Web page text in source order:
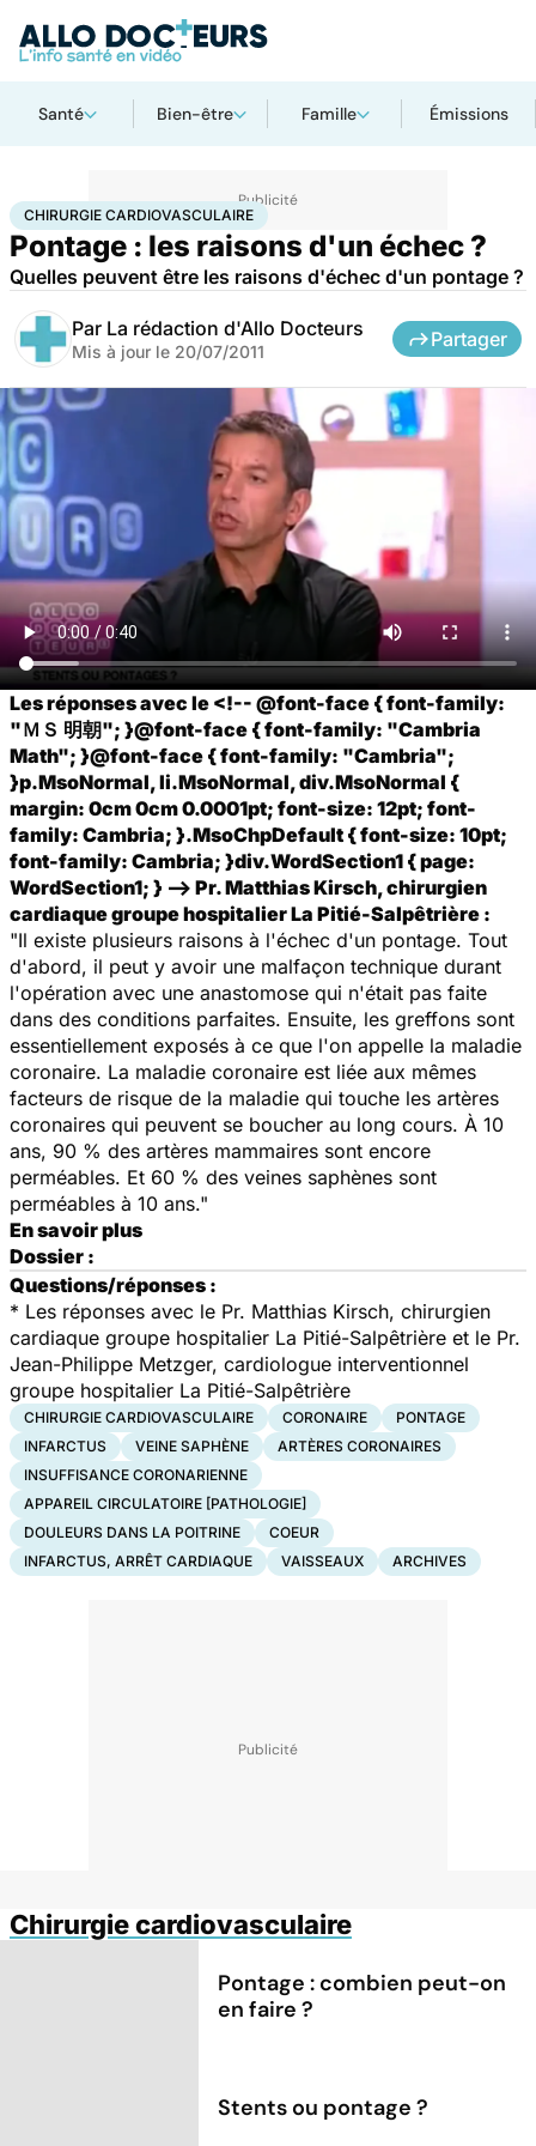
Santé Bien-être Famille Émissions
AccueilSantéMaladiesChirurgie cardiovasculaire
CHIRURGIE CARDIOVASCULAIRE
Pontage : les raisons d'un échec ?
Quelles peuvent être les raisons d'échec d'un pontage ?
Par La rédaction d'Allo Docteurs
Mis à jour le 20/07/2011
Partager
Les réponses avec le <!-- @font-face { font-family:
"ＭＳ 明朝"; }@font-face { font-family: "Cambria
Math"; }@font-face { font-family: "Cambria";
}p.MsoNormal, li.MsoNormal, div.MsoNormal {
margin: 0cm 0cm 0.0001pt; font-size: 12pt; font-
family: Cambria; }.MsoChpDefault { font-size: 10pt;
font-family: Cambria; }div.WordSection1 { page:
WordSection1; } --> Pr. Matthias Kirsch, chirurgien
cardiaque groupe hospitalier La Pitié-Salpêtrière :
"Il existe plusieurs raisons à l'échec d'un pontage. Tout
d'abord, il peut y avoir une malfaçon technique durant
l'opération avec une anastomose qui n'était pas faite
dans des conditions parfaites. Ensuite, les greffons sont
essentiellement exposés à ce que l'on appelle la maladie
coronaire. La maladie coronaire est liée aux mêmes
facteurs de risque de la maladie qui touche les artères
coronaires qui peuvent se boucher au long cours. À 10
ans, 90 % des artères mammaires sont encore
perméables. Et 60 % des veines saphènes sont
perméables à 10 ans."
En savoir plus
Dossier :
Questions/réponses :
* Les réponses avec le Pr. Matthias Kirsch, chirurgien
cardiaque groupe hospitalier La Pitié-Salpêtrière et le Pr.
Jean-Philippe Metzger, cardiologue interventionnel
groupe hospitalier La Pitié-Salpêtrière
CHIRURGIE CARDIOVASCULAIRE CORONAIRE
PONTAGE
INFARCTUS
VEINE SAPHÈNE
ARTÈRES CORONAIRES
INSUFFISANCE CORONARIENNE
APPAREIL CIRCULATOIRE [PATHOLOGIE]
DOULEURS DANS LA POITRINE
COEUR
INFARCTUS, ARRÊT CARDIAQUE
VAISSEAUX ARCHIVES
Chirurgie cardiovasculaire
Pontage : combien peut-on
en faire ?
Stents ou pontage ?